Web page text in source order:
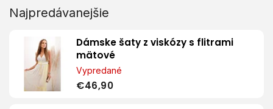
Najpredávanejšie
Dámske šaty z viskózy s flitrami
mätové
Vypredané
€46,90